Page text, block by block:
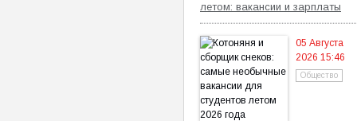
летом: вакансии и зарплаты
05 Августа
2026 15:46
Общество